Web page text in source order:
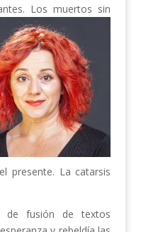
Los muertos sin
presente. La catarsis
de fusión de textos